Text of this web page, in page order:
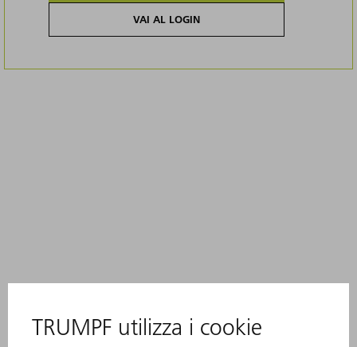
VAI AL LOGIN